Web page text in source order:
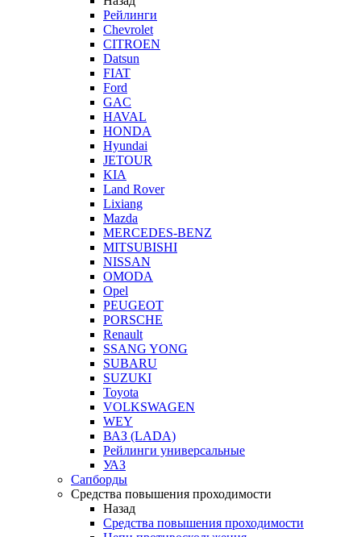
Рейлинги
Chevrolet
CITROEN
Datsun
FIAT
Ford
GAC
HAVAL
HONDA
Hyundai
JETOUR
KIA
Land Rover
Lixiang
Mazda
MERCEDES-BENZ
MITSUBISHI
NISSAN
OMODA
Opel
PEUGEOT
PORSCHE
Renault
SSANG YONG
SUBARU
SUZUKI
Toyota
VOLKSWAGEN
WEY
ВАЗ (LADA)
Рейлинги универсальные
УАЗ
Сапборды
Средства повышения проходимости
Назад
Средства повышения проходимости